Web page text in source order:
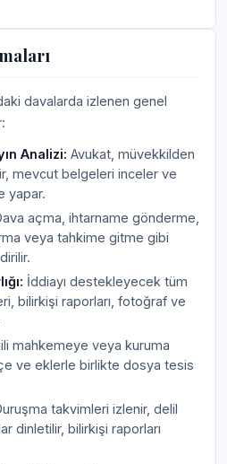
davalarda izlenen genel
Analizi: Avukat, müvekkilden
mevcut belgeleri inceler ve
yapar.
açma, ihtarname gönderme,
veya tahkime gitme gibi
İddiayı destekleyecek tüm
bilirkişi raporları, fotoğraf ve
mahkemeye veya kuruma
ve eklerle birlikte dosya tesis
takvimleri izlenir, delil
dinletilir, bilirkişi raporları